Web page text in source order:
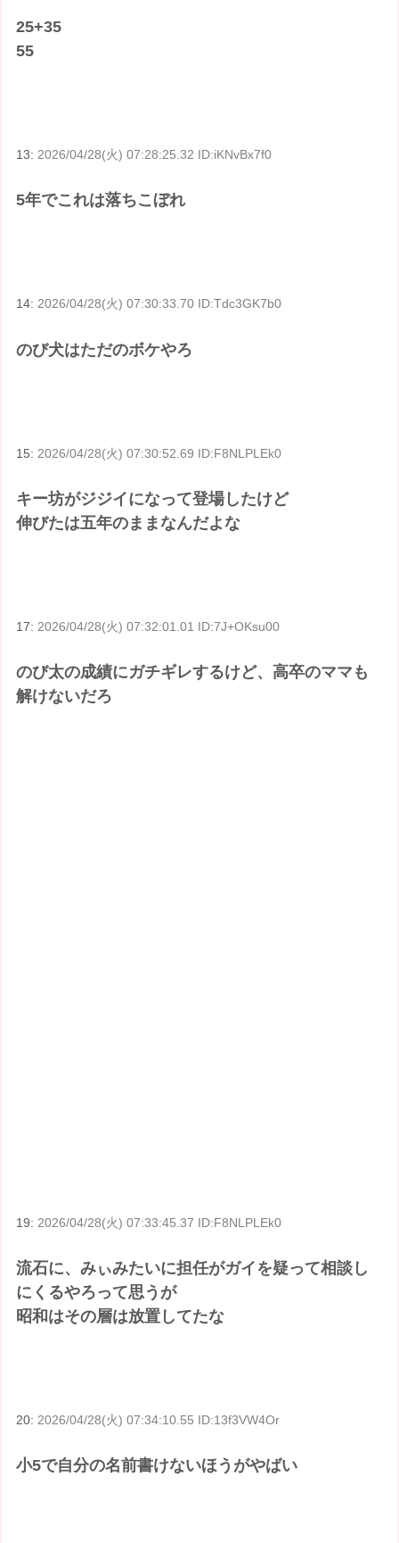
25+35
55
13: 2026/04/28(火) 07:28:25.32 ID:iKNvBx7f0
5年でこれは落ちこぼれ
14:2026/04/28(火) 07:30:33.70 ID:Tdc3GK7b0
のび犬はただのボケやろ
15: 2026/04/28(火) 07:30:52.69 ID:F8NLPLEk0
キー坊がジジイになって登場したけど
伸びたは五年のままなんだよな
17: 2026/04/28(火) 07:32:01.01 ID:7J+OKsu00
のび太の成績にガチギレするけど、高卒のママも
解けないだろ
19: 2026/04/28(火) 07:33:45.37 ID:F8NLPLEk0
流石に、みぃみたいに担任がガイを疑って相談し
にくるやろって思うが
昭和はその層は放置してたな
20: 2026/04/28(火) 07:34:10.55 ID:13f3VW4Or
小5で自分の名前書けないほうがやばい